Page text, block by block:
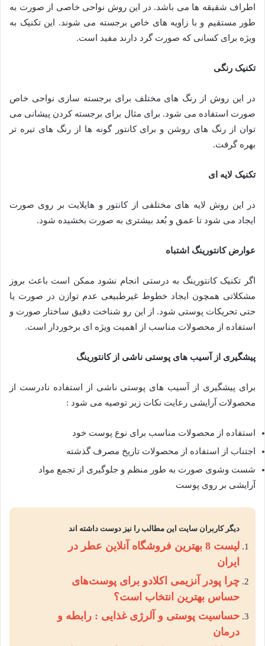
اطراف شقیقه ها می باشد. در این روش نواحی خاصی از صورت به
طور مستقیم و با زاویه های خاص برجسته می شوند. این تکنیک به
ویژه برای کسانی که صورت گرد دارند مفید است.
تکنیک رنگی
در این روش از رنگ های مختلف برای برجسته سازی نواحی خاص
صورت استفاده می شود. برای مثال برای برجسته کردن پیشانی می
توان از رنگ های روشن و برای کانتور گونه ها از رنگ های تیره تر
بهره گرفت.
تکنیک لایه ای
در این روش لایه های مختلفی از کانتور و هایلایت بر روی صورت
ایجاد می شود تا عمق و بُعد بیشتری به صورت بخشیده شود.
عوارض کانتورینگ اشتباه
اگر تکنیک کانتورینگ به درستی انجام نشود ممکن است باعث بروز
مشکلاتی همچون ایجاد خطوط غیرطبیعی عدم توازن در صورت یا
حتی تحریکات پوستی شود. از این رو شناخت دقیق ساختار صورت و
استفاده از محصولات مناسب از اهمیت ویژه ای برخوردار است.
پیشگیری از آسیب های پوستی ناشی از کانتورینگ
برای پیشگیری از آسیب های پوستی ناشی از استفاده نادرست از
محصولات آرایشی رعایت نکات زیر توصیه می شود :
استفاده از محصولات مناسب برای نوع پوست خود
اجتناب از استفاده از محصولات تاریخ مصرف گذشته
شست وشوی صورت به طور منظم و جلوگیری از تجمع مواد
آرایشی بر روی پوست
دیگر کاربران سایت این مطالب را نیز دوست داشته اند
لیست 8 بهترین فروشگاه آنلاین عطر در
ایران
چرا پودر آنزیمی اکلادو برای پوست‌های
حساس بهترین انتخاب است؟
حساسیت پوستی و آلرژی غذایی : رابطه و
درمان